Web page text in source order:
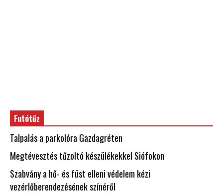
Futótűz
Talpalás a parkolóra Gazdagréten
Megtévesztés tűzoltó készülékekkel Siófokon
Szabvány a hő- és füst elleni védelem kézi
vezérlőberendezésének színéről